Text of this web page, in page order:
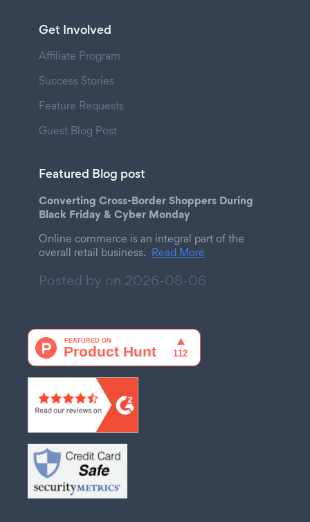
Get Involved
Affiliate Program
Success Stories
Feature Requests
Guest Blog Post
Featured Blog post
Converting Cross-Border Shoppers During
Black Friday & Cyber Monday
Online commerce is an integral part of the
overall retail business. Read More
Posted by on 2026-08-06